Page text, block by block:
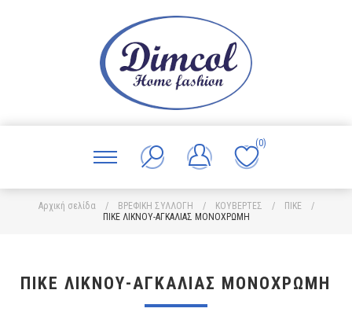
(0)
Αρχική σελίδα / ΒΡΕΦΙΚΗ ΣΥΛΛΟΓΗ / ΚΟΥΒΕΡΤΕΣ / ΠΙΚΕ
/
ΠΙΚΕ ΛΙΚΝΟΥ-ΑΓΚΑΛΙΑΣ ΜΟΝΟΧΡΩΜΗ
ΠΙΚΕ ΛΙΚΝΟΥ-ΑΓΚΑΛΙΑΣ ΜΟΝΟΧΡΩΜΗ